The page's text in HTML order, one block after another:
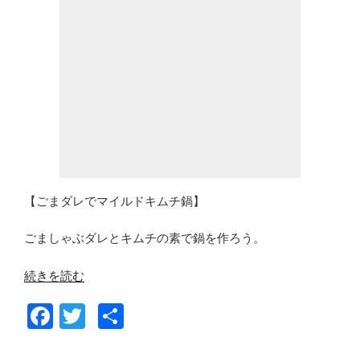
【ごまダレでマイルドキムチ鍋】
ごましゃぶダレとキムチの素で鍋を作ろう。
“キ
チ
鍋
続きを読む
F